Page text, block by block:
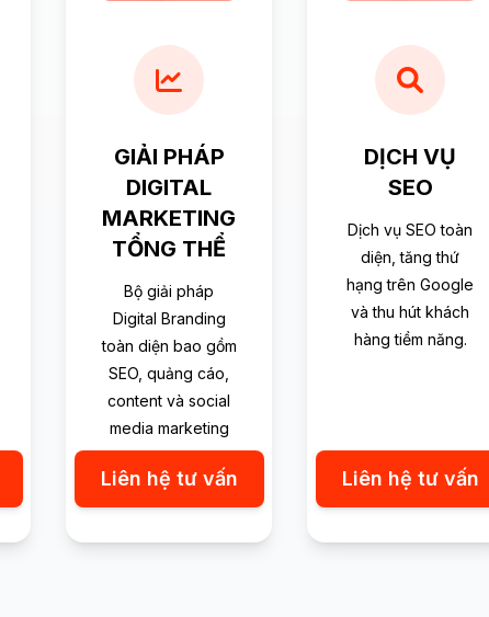
GIẢI PHÁP
DIGITAL
MARKETING
TỔNG THỂ
Bộ giải pháp
Digital Branding
toàn diện bao gồm
SEO, quảng cáo,
content và social
media marketing
Liên hệ tư vấn
DỊCH VỤ
SEO
Dịch vụ SEO toàn
diện, tăng thứ
hạng trên Google
và thu hút khách
hàng tiềm năng.
Liên hệ tư vấn